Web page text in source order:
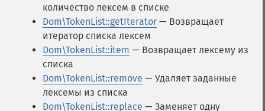
количество лексем в списке
Dom\TokenList::getIterator — Возвращает
итератор списка лексем
Dom\TokenList::item — Возвращает лексему из
списка
Dom\TokenList::remove — Удаляет заданные
лексемы из списка
Dom\TokenList::replace — Заменяет одну